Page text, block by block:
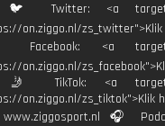
🐦 Twitter: <a
on.ziggo.nl/
<a
on.ziggo.nl/
🤳 TikTok: <a
on.ziggo.nl/zs_tiktok">Klik
www.ziggosport.nl 🎧